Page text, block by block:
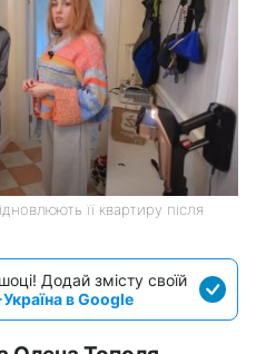
її квартиру після
Додай змісту своїй
в Google